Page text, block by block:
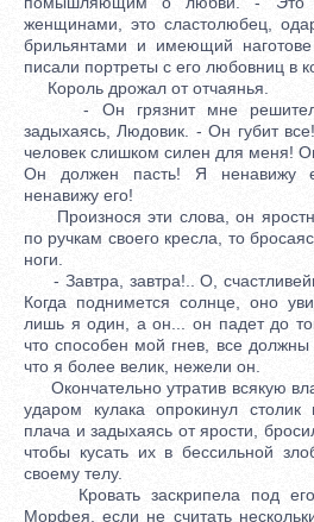
женщинами, это сластолюбец,
брильянтами и имеющий
писали портреты с его любовниц в
Король дрожал от отчаянья.
- Он грязнит мне
задыхаясь, Людовик. - Он губит
человек слишком силен для меня!
Он должен пасть! Я ненавижу
ненавижу его!
Произнося эти слова, он
по ручкам своего кресла, то
ноги.
- Завтра, завтра!.. О,
Когда поднимется солнце, оно
лишь я один, а он... он падет до
что способен мой гнев, все должны
что я более велик, нежели он.
Окончательно утратив всякую
ударом кулака опрокинул столик
плача и задыхаясь от ярости,
чтобы кусать их в бессильной
своему телу.
Кровать заскрипела под его
Морфея, если не считать